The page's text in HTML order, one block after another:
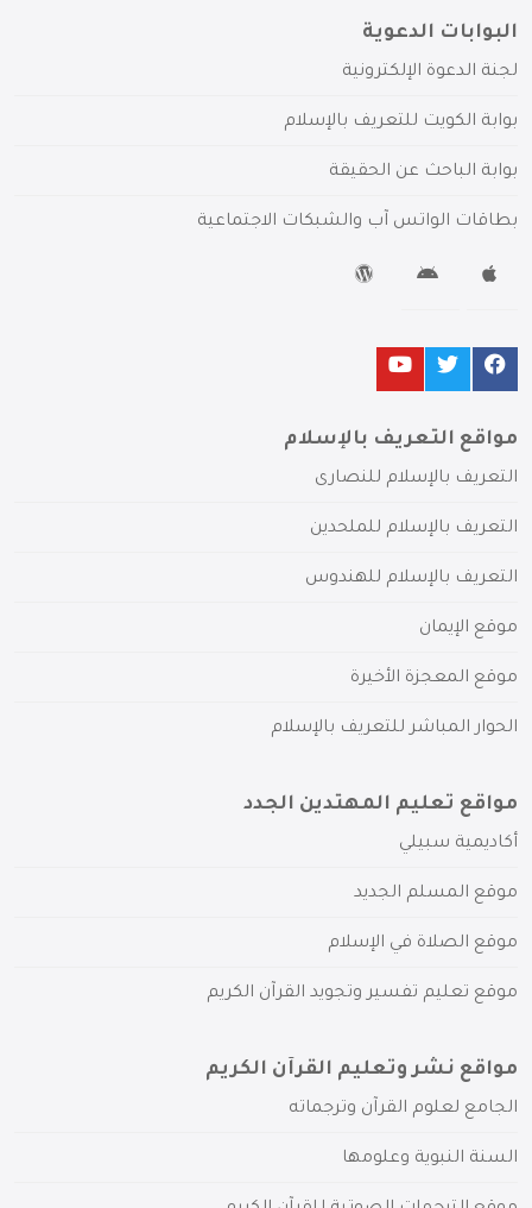
البوابات الدعوية
لجنة الدعوة الإلكترونية
بوابة الكويت للتعريف بالإسلام
بوابة الباحث عن الحقيقة
بطاقات الواتس آب والشبكات الاجتماعية
مواقع التعريف بالإسلام
التعريف بالإسلام للنصارى
التعريف بالإسلام للملحدين
التعريف بالإسلام للهندوس
موقع الإيمان
موقع المعجزة الأخيرة
الحوار المباشر للتعريف بالإسلام
مواقع تعليم المهتدين الجدد
أكاديمية سبيلي
موقع المسلم الجديد
موقع الصلاة في الإسلام
موقع تعليم تفسير وتجويد القرآن الكريم
مواقع نشر وتعليم القرآن الكريم
الجامع لعلوم القرآن وترجماته
السنة النبوية وعلومها